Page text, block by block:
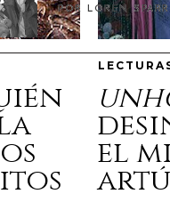
POR LOREN
el